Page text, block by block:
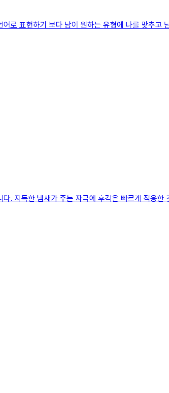
로 표현하기 보다 남이 원하는 유형에 나를 맞추고
. 지독한 냄새가 주는 자극에 후각은 빠르게 적응